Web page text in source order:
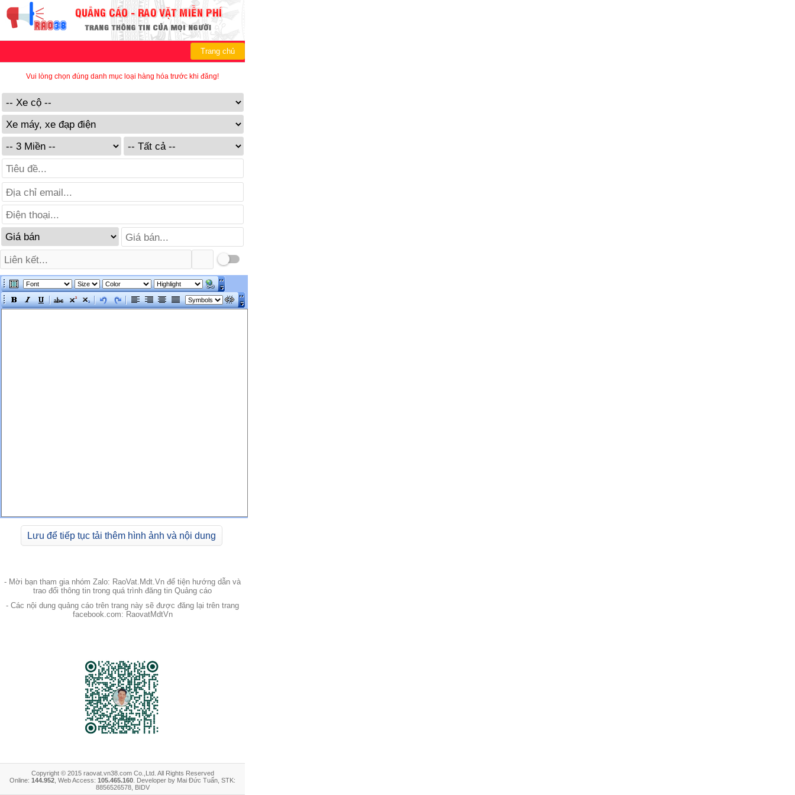
Trang chủ
Vui lòng chọn đúng danh mục loại hàng hóa trước khi đăng!
Lưu để tiếp tục tải thêm hình ảnh và nội dung
- Mời bạn tham gia nhóm Zalo: RaoVat.Mdt.Vn để tiện hướng dẫn và
trao đổi thông tin trong quá trình đăng tin Quảng cáo
- Các nội dung quảng cáo trên trang này sẽ được đăng lại trên trang
facebook.com: RaovatMdtVn
Copyright © 2015 raovat.vn38.com Co.,Ltd. All Rights Reserved
Online: 144.952 , Web Access: 105.465.160 . Developer by Mai Đức Tuấn, STK:
8856526578, BIDV